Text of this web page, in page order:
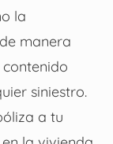
la
manera
siniestro.
a tu